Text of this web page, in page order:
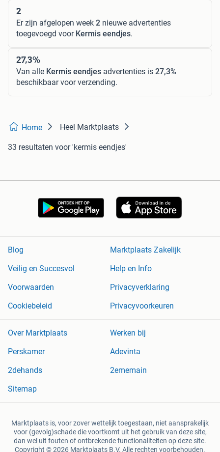
2
Er zijn afgelopen week 2 nieuwe advertenties
toegevoegd voor Kermis eendjes.
27,3%
Van alle Kermis eendjes advertenties is 27,3%
beschikbaar voor verzending.
Home Heel Marktplaats
33 resultaten voor 'kermis eendjes'
Blog
Marktplaats Zakelijk
Veilig en Succesvol
Help en Info
Voorwaarden
Privacyverklaring
Cookiebeleid
Privacyvoorkeuren
Over Marktplaats
Werken bij
Perskamer
Adevinta
2dehands
2ememain
Sitemap
Marktplaats is, voor zover wettelijk toegestaan, niet aansprakelijk
voor (gevolg)schade die voortkomt uit het gebruik van deze site,
dan wel uit fouten of ontbrekende functionaliteiten op deze site.
Copyright © 2026 Marktplaats B.V. Alle rechten voorbehouden.